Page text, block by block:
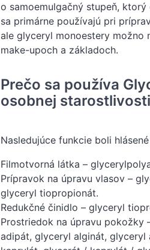
o samoemulgačný stupeň,
sa primárne používajú pri
ale glyceryl monoestery možno
make-upoch a základoch.
Prečo sa používa
osobnej
Nasledujúce funkcie boli
Filmotvorná látka –
Prípravok na úpravu vlasov –
glyceryl tiopropionát.
Redukčné činidlo – glyceryl
Prostriedok na úpravu pokožky
adipát, glyceryl alginát,